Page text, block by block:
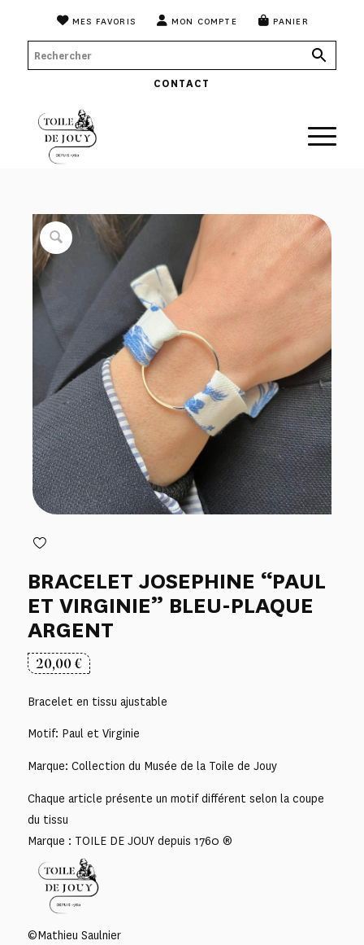
MES FAVORIS MON COMPTE PANIER
CONTACT
BRACELET JOSEPHINE “PAUL
ET VIRGINIE” BLEU-PLAQUE
ARGENT
20,00€
Bracelet en tissu ajustable
Motif: Paul et Virginie
Marque: Collection du Musée de la Toile de Jouy
Chaque article présente un motif différent selon la coupe
du tissu
Marque : TOILE DE JOUY depuis 1760 ®
©Mathieu Saulnier